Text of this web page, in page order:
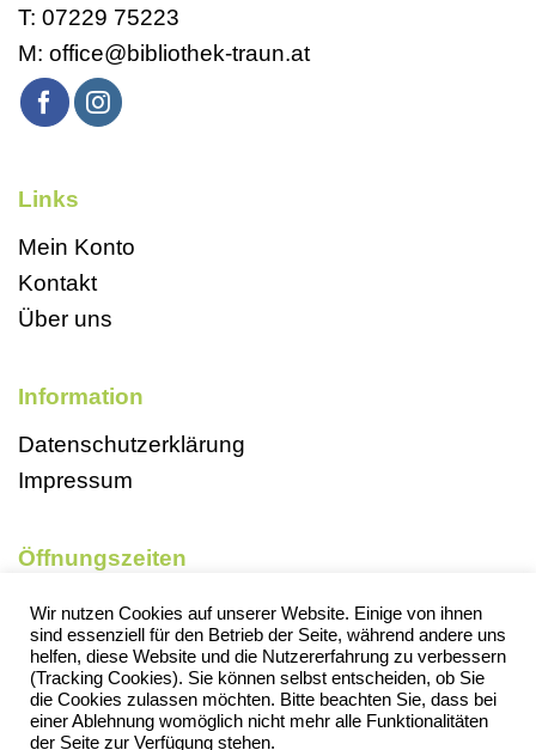
T: 07229 75223
M: office@bibliothek-traun.at
Links
Mein Konto
Kontakt
Über uns
Information
Datenschutzerklärung
Impressum
Öffnungszeiten
Mo, So und Feiertags geschlossen
Di 9-18 Uhr
Mi 13-18 Uhr
Do 13-18 Uhr
Wir nutzen Cookies auf unserer Website. Einige von ihnen
sind essenziell für den Betrieb der Seite, während andere uns
helfen, diese Website und die Nutzererfahrung zu verbessern
(Tracking Cookies). Sie können selbst entscheiden, ob Sie
die Cookies zulassen möchten. Bitte beachten Sie, dass bei
einer Ablehnung womöglich nicht mehr alle Funktionalitäten
der Seite zur Verfügung stehen.